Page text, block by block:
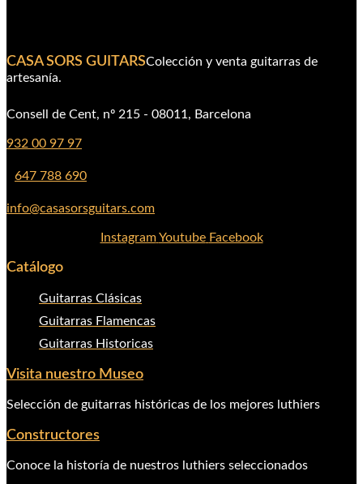
CASA SORS GUITARSColección y venta guitarras de
artesanía.
Consell de Cent, nº 215 - 08011, Barcelona
932 00 97 97
647 788 690
info@casasorsguitars.com
Instagram Youtube Facebook
Catálogo
Guitarras Clásicas
Guitarras Flamencas
Guitarras Historicas
Visita nuestro Museo
Selección de guitarras históricas de los mejores luthiers
Constructores
Conoce la historía de nuestros luthiers seleccionados